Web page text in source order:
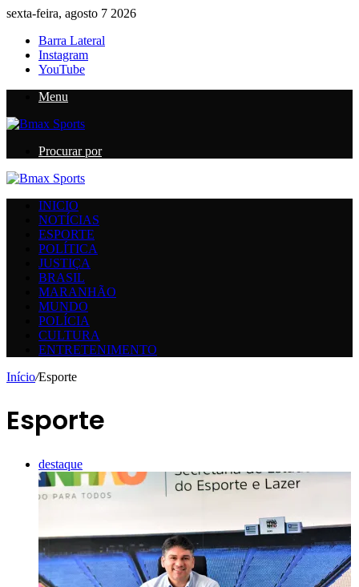
sexta-feira, agosto 7 2026
Barra Lateral
Instagram
YouTube
Menu
Procurar por
INICIO
NOTÍCIAS
ESPORTE
POLÍTICA
JUSTIÇA
BRASIL
MARANHÃO
MUNDO
POLÍCIA
CULTURA
ENTRETENIMENTO
Início/Esporte
Esporte
destaque